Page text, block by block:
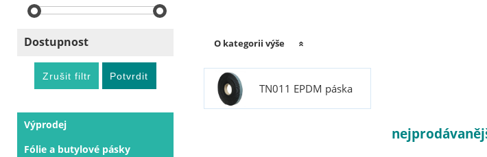
O kategorii výše
TN011 EPDM páska
Dostupnost
Výprodej
Fólie a butylové pásky